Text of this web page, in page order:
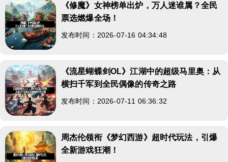
《修魔》女神榜单出炉，万人迷谁属？全民
票选燃爆全场！
发布时间：2026-07-16 04:34:48
《流星蝴蝶剑OL》江湖中的超级马里奥：从
横扫千军到全民偶像的传奇之路
发布时间：2026-07-11 06:36:32
周杰伦领衔《梦幻西游》超时代玩法，引爆
全新游戏狂潮！